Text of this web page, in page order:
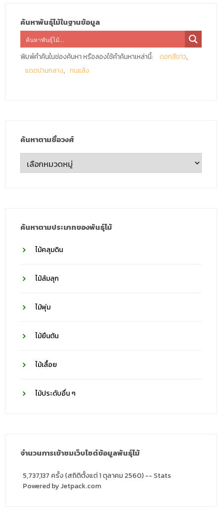
ค้นหาพันธุ์ไม้ในฐานข้อมูล
พิมพ์คำค้นในช่องค้นหา หรือลองใช้คำค้นหาเหล่านี้:
ดอกสีขาว
แดดปานกลาง
ทนแล้ง
ค้นหาตามชื่อวงศ์
ค้นหา
ตาม
ค้นหาตามประเภทของพันธุ์ไม้
ไม้คลุมดิน
ไม้ล้มลุก
ไม้พุ่ม
ไม้ยืนต้น
ไม้เลื้อย
ไม้ประดับอื่น ๆ
จำนวนการเข้าชมเว็บไซต์ข้อมูลพันธุ์ไม้
5,737,137 ครั้ง (สถิติตั้งแต่ 1 ตุลาคม 2560) -- Stats
Powered by Jetpack.com